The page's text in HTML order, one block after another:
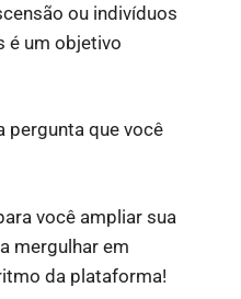
ou indivíduos
é um objetivo
pergunta que você
você ampliar sua
mergulhar em
da plataforma!